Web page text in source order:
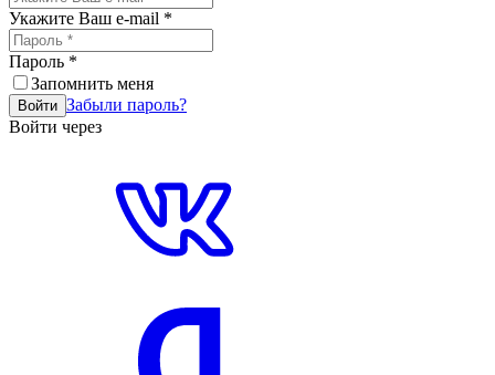
Укажите Ваш e-mail *
Пароль *
Запомнить меня
Войти Забыли пароль?
Войти через